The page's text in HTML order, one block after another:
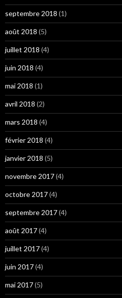
septembre 2018 (1)
août 2018 (5)
juillet 2018 (4)
juin 2018 (4)
mai 2018 (1)
avril 2018 (2)
mars 2018 (4)
février 2018 (4)
janvier 2018 (5)
novembre 2017(4)
octobre 2017(4)
septembre 2017(4)
août 2017(4)
juillet 2017(4)
juin 2017(4)
mai 2017(5)